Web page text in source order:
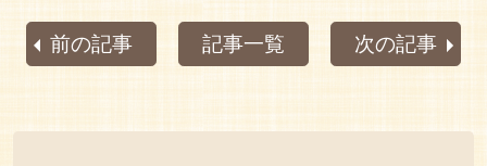
前の記事 記事一覧 次の記事